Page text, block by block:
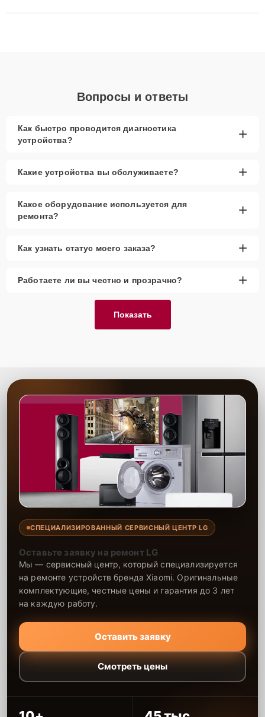
Вопросы и ответы
Как быстро проводится диагностика
устройства?
+
Какие устройства вы обслуживаете? +
Какое оборудование используется для
ремонта?
+
Как узнать статус моего заказа? +
Работаете ли вы честно и прозрачно? +
Показать
СПЕЦИАЛИЗИРОВАННЫЙ СЕРВИСНЫЙ ЦЕНТР LG
Оставьте заявку на ремонт LG
Мы — сервисный центр, который специализируется
на ремонте устройств бренда Xiaomi. Оригинальные
комплектующие, честные цены и гарантия до 3 лет
на каждую работу.
Оставить заявку
Смотреть цены